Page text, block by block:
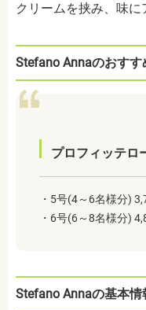
クリームを挟み、味に
Stefano Annaのおすす
プロフィッテロ
・5号(4～6名様分)
・6号(6～8名様分)
Stefano Annaの基本情